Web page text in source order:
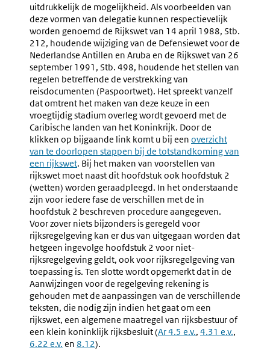
uitdrukkelijk de mogelijkheid. Als voorbeelden van
deze vormen van delegatie kunnen respectievelijk
worden genoemd de Rijkswet van 14 april 1988, Stb.
212, houdende wijziging van de Defensiewet voor de
Nederlandse Antillen en Aruba en de Rijkswet van 26
september 1991, Stb. 498, houdende het stellen van
regelen betreffende de verstrekking van
reisdocumenten (Paspoortwet). Het spreekt vanzelf
dat omtrent het maken van deze keuze in een
vroegtijdig stadium overleg wordt gevoerd met de
Caribische landen van het Koninkrijk. Door de
klikken op bijgaande link komt u bij een overzicht
van te doorlopen stappen bij de totstandkoming van
een rijkswet. Bij het maken van voorstellen van
rijkswet moet naast dit hoofdstuk ook hoofdstuk 2
(wetten) worden geraadpleegd. In het onderstaande
zijn voor iedere fase de verschillen met de in
hoofdstuk 2 beschreven procedure aangegeven.
Voor zover niets bijzonders is geregeld voor
rijksregelgeving kan er dus van uitgegaan worden dat
hetgeen ingevolge hoofdstuk 2 voor niet-
rijksregelgeving geldt, ook voor rijksregelgeving van
toepassing is. Ten slotte wordt opgemerkt dat in de
Aanwijzingen voor de regelgeving rekening is
gehouden met de aanpassingen van de verschillende
teksten, die nodig zijn indien het gaat om een
rijkswet, een algemene maatregel van rijksbestuur of
een klein koninklijk rijksbesluit (Ar 4.5 e.v., 4.31 e.v.,
6.22 e.v. en 8.12).